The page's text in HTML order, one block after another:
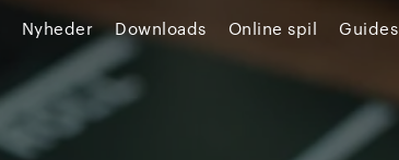
Nyheder Downloads Online spil Guides